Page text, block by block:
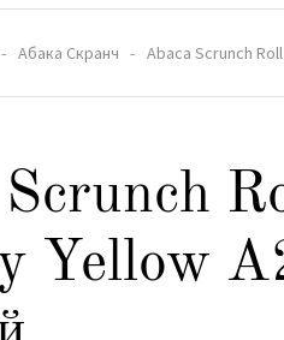
Абака Скранч Abaca Scrunch
Yellow